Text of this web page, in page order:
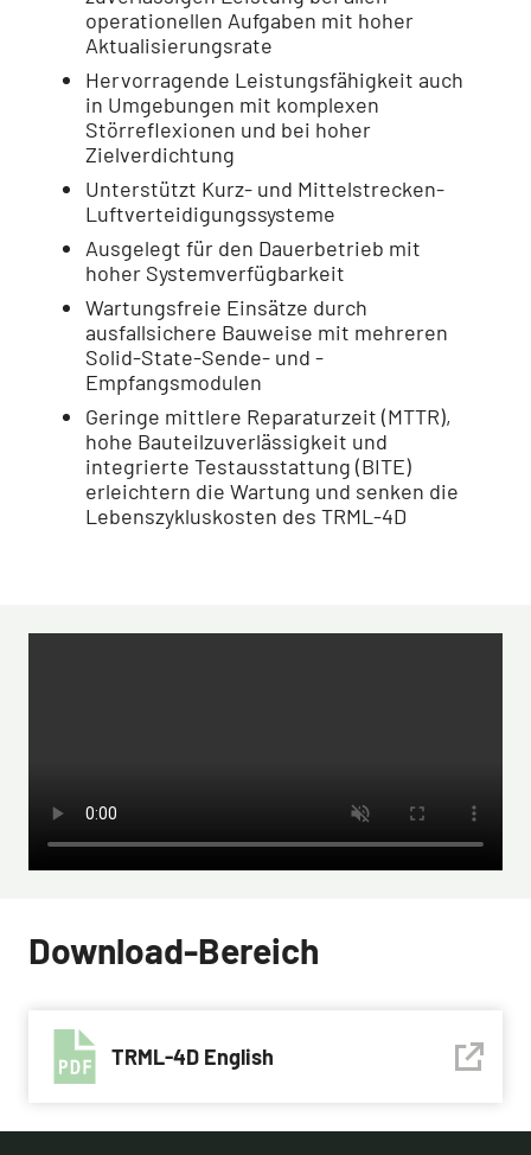
operationellen Aufgaben mit hoher
Aktualisierungsrate
Hervorragende Leistungsfähigkeit auch
in Umgebungen mit komplexen
Störreflexionen und bei hoher
Zielverdichtung
Unterstützt Kurz- und Mittelstrecken-
Luftverteidigungssysteme
Ausgelegt für den Dauerbetrieb mit
hoher Systemverfügbarkeit
Wartungsfreie Einsätze durch
ausfallsichere Bauweise mit mehreren
Solid-State-Sende- und -
Empfangsmodulen
Geringe mittlere Reparaturzeit (MTTR),
hohe Bauteilzuverlässigkeit und
integrierte Testausstattung (BITE)
erleichtern die Wartung und senken die
Lebenszykluskosten des TRML-4D
Download-Bereich
TRML-4D English